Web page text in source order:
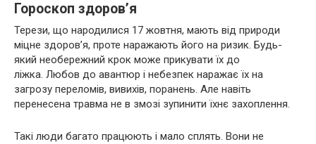
Гороскоп здоров’я
Терези, що народилися 17 жовтня, мають від природи
міцне здоров’я, проте наражають його на ризик. Будь-
який необережний крок може прикувати їх до
ліжка. Любов до авантюр і небезпек наражає їх на
загрозу переломів, вивихів, поранень. Але навіть
перенесена травма не в змозі зупинити їхнє захоплення.
Такі люди багато працюють і мало сплять. Вони не